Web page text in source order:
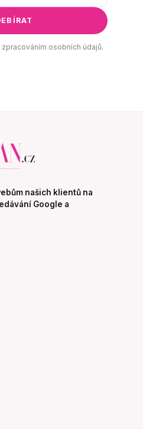
osobních údajů.
našich klientů na
Google a